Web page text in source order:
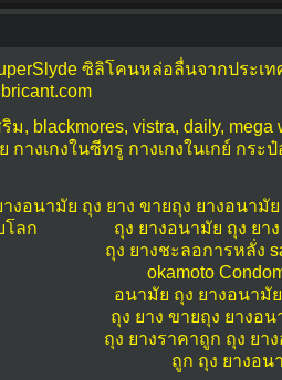
ซิลิโคนหล่อลื่นจากประเ
ม, blackmores, vistra, daily, mega
กางเกงในซีทรู กางเกงในเกย์ กระป๋
งอนามัย ถุง ยาง ขายถุง ยางอนามั
ลก
ถุง ยางอนามัย ถุง ยาง
ถุง ยางชะลอการหลั่ง
okamoto
อนามัย ถุง ยางอนามัย
ถุง ยาง ขายถุง ยางอน
ถุง ยางราคาถูก ถุง ยา
ถูก ถุง ยางอน